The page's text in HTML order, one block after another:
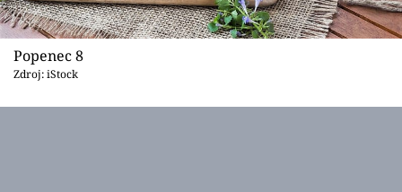
Popenec 8
Zdroj: iStock